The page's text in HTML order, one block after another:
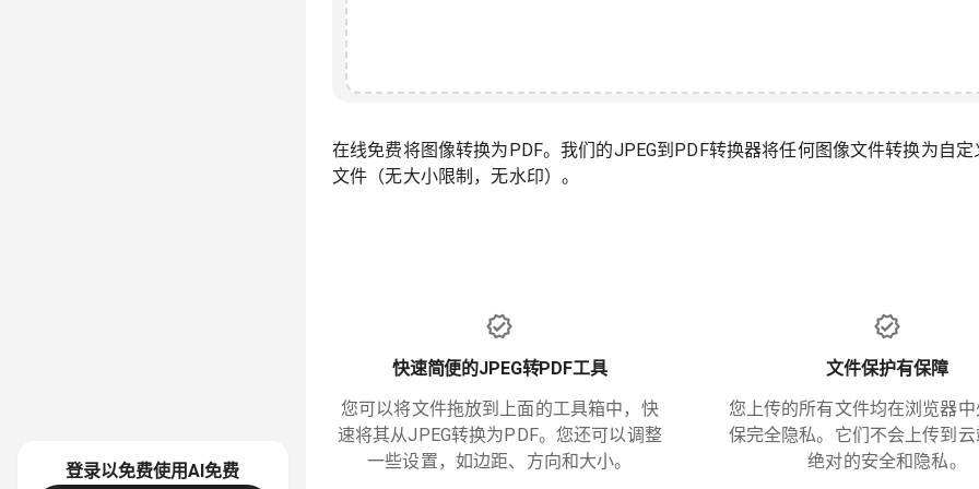
登录以免费使用AI免费
在线免费将图像转换为PDF。我们的JPEG到PDF转换器将任何图像文件转换为自定
文件（无大小限制，无水印）。
快速简便的JPEG转PDF工具
您可以将文件拖放到上面的工具箱中，快
速将其从JPEG转换为PDF。您还可以调整
一些设置，如边距、方向和大小。
文件保护有保障
您上传的所有文件均在浏览器
保完全隐私。它们不会上传到
绝对的安全和隐私。